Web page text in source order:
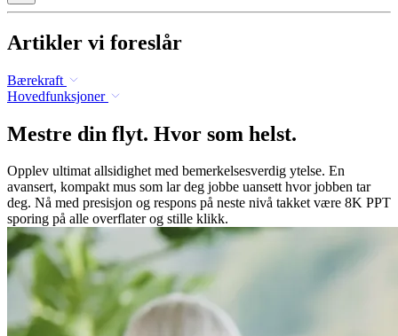
Artikler vi foreslår
Bærekraft
Hovedfunksjoner
Mestre din flyt. Hvor som helst.
Opplev ultimat allsidighet med bemerkelsesverdig ytelse. En
avansert, kompakt mus som lar deg jobbe uansett hvor jobben tar
deg. Nå med presisjon og respons på neste nivå takket være 8K PPT
sporing på alle overflater og stille klikk.